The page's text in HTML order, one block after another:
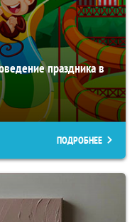
праздника в
ПОДРОБНЕЕ